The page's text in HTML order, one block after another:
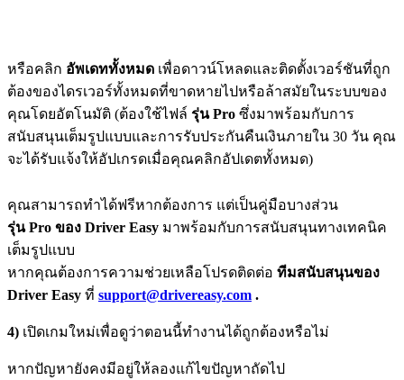
หรือคลิก อัพเดททั้งหมด เพื่อดาวน์โหลดและติดตั้งเวอร์ชันที่ถูก
ต้องของไดรเวอร์ทั้งหมดที่ขาดหายไปหรือล้าสมัยในระบบของ
คุณโดยอัตโนมัติ (ต้องใช้ไฟล์ รุ่น Pro ซึ่งมาพร้อมกับการ
สนับสนุนเต็มรูปแบบและการรับประกันคืนเงินภายใน 30 วัน คุณ
จะได้รับแจ้งให้อัปเกรดเมื่อคุณคลิกอัปเดตทั้งหมด)
คุณสามารถทำได้ฟรีหากต้องการ แต่เป็นคู่มือบางส่วน
รุ่น Pro ของ Driver Easy มาพร้อมกับการสนับสนุนทางเทคนิค
เต็มรูปแบบ
หากคุณต้องการความช่วยเหลือโปรดติดต่อ ทีมสนับสนุนของ
Driver Easy ที่ support@drivereasy.com .
4) เปิดเกมใหม่เพื่อดูว่าตอนนี้ทำงานได้ถูกต้องหรือไม่
หากปัญหายังคงมีอยู่ให้ลองแก้ไขปัญหาถัดไป